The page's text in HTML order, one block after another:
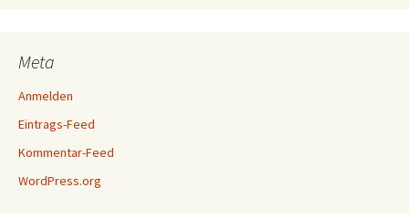
Meta
Anmelden
Eintrags-Feed
Kommentar-Feed
WordPress.org